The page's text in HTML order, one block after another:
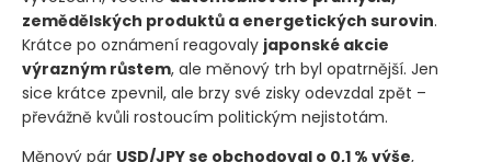
zemědělských produktů a energetických surovin.
Krátce po oznámení reagovaly japonské akcie
výrazným růstem, ale měnový trh byl opatrnější. Jen
sice krátce zpevnil, ale brzy své zisky odevzdal zpět –
převážně kvůli rostoucím politickým nejistotám.
Měnový pár USD/JPY se obchodoval o 0,1 % výše,